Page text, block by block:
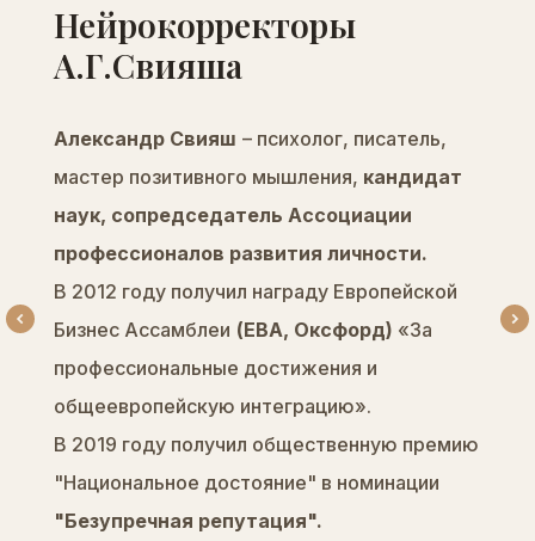
Нейрокорректоры
А.Г.Свияша
Александр Свияш – психолог, писатель,
мастер позитивного мышления, кандидат
наук, сопредседатель Ассоциации
профессионалов развития личности.
В 2012 году получил награду Европейской
Бизнес Ассамблеи (EBA, Оксфорд) «За
профессиональные достижения и
общеевропейскую интеграцию».
В 2019 году получил общественную премию
"Национальное достояние" в номинации
"Безупречная репутация".